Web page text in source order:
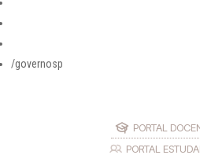
/governosp
PORTAL
PORTAL